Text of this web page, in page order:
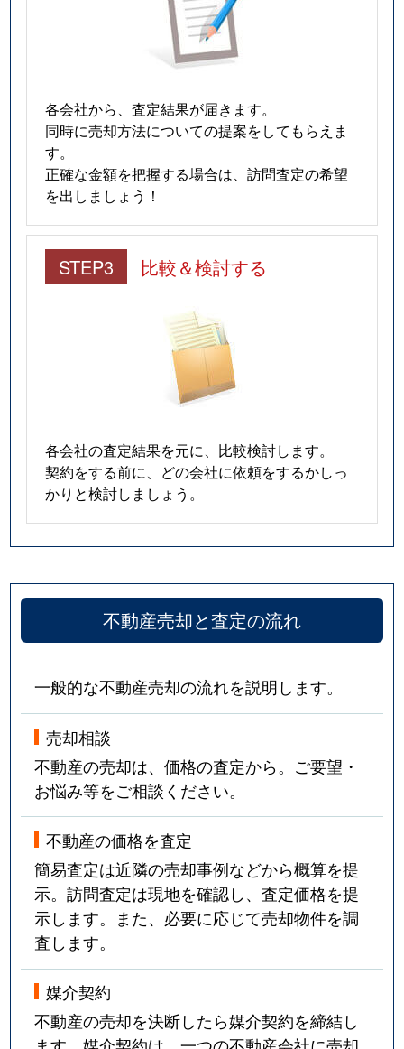
各会社から、査定結果が届きます。
同時に売却方法についての提案をしてもらえま
す。
正確な金額を把握する場合は、訪問査定の希望
を出しましょう！
STEP3 比較＆検討する
各会社の査定結果を元に、比較検討します。
契約をする前に、どの会社に依頼をするかしっ
かりと検討しましょう。
不動産売却と査定の流れ
一般的な不動産売却の流れを説明します。
売却相談
不動産の売却は、価格の査定から。ご要望・
お悩み等をご相談ください。
不動産の価格を査定
簡易査定は近隣の売却事例などから概算を提
示。訪問査定は現地を確認し、査定価格を提
示します。また、必要に応じて売却物件を調
査します。
媒介契約
不動産の売却を決断したら媒介契約を締結し